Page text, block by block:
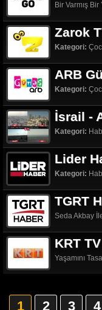
Bir Varmış Bir
Zarok
Kategori:
ARB
Kategori:
İsrail -
Kategori:
Lider
Kategori:
TGRT
Seda Akbay
KRT TV
Yaşamını
1 2 3 4